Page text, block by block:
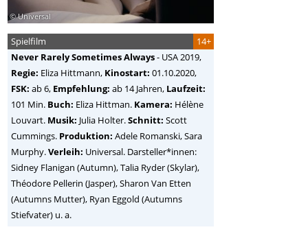
© Universal
14+
Spielfilm
Never Rarely Sometimes Always- USA2019,
Regie: Eliza Hittmann, Kinostart: 01.10.2020,
FSK: ab 6, Empfehlung: ab 14 Jahren, Laufzeit:
101 Min. Buch: Eliza Hittman. Kamera: Hélène
Louvart. Musik: Julia Holter.Schnitt: Scott
Cummings. Produktion: Adele Romanski, Sara
Murphy.Verleih: Universal. Darsteller*innen:
Sidney Flanigan (Autumn), Talia Ryder (Skylar),
Théodore Pellerin (Jasper), Sharon Van Etten
(Autumns Mutter), Ryan Eggold (Autumns
Stiefvater) u. a.